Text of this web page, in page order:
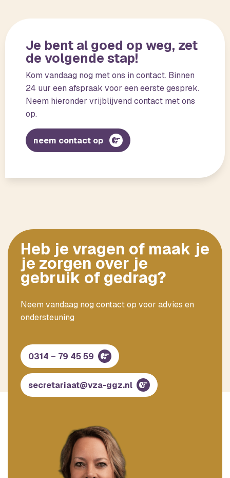
Je bent al goed op weg, zet
de volgende stap!
Kom vandaag nog met ons in contact. Binnen
24 uur een afspraak voor een eerste gesprek.
Neem hieronder vrijblijvend contact met ons
op.
neem contact op
Heb je vragen of maak je
je zorgen over je
gebruik of gedrag?
Neem vandaag nog contact op voor advies en
ondersteuning
0314 – 79 45 59
secretariaat@vza-ggz.nl